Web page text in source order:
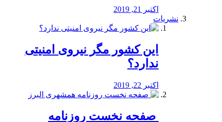
اکتبر 21, 2019
نشریات
این کشور مگر نیروی امنیتی
ندارد؟
اکتبر 22, 2019
️ صفحه نخست روزنامه‌